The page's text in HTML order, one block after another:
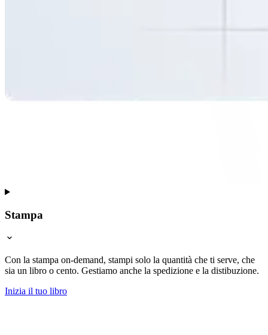
Stampa
Con la stampa on-demand, stampi solo la quantità che ti serve, che
sia un libro o cento. Gestiamo anche la spedizione e la distibuzione.
Inizia il tuo libro